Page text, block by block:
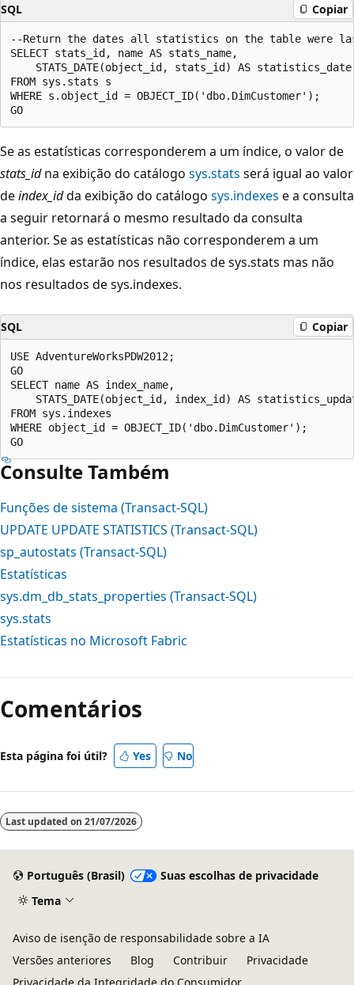
SQL Copiar
--Return the dates all statistics on the table were
SELECT stats_id, name AS stats_name,
STATS_DATE(object_id, stats_id) AS
FROM sys.stats s
WHERE s.object_id = OBJECT_ID('dbo.DimCustomer');
Se as estatísticas corresponderem a um índice, o valor de
stats_idna exibição do catálogo sys.stats será igual ao valor
deindex_idda exibição do catálogo sys.indexes e a consulta
a seguir retornará o mesmo resultado da consulta
anterior. Se as estatísticas não corresponderem a um
índice, elas estarão nos resultados de sys.stats mas não
nos resultados de sys.indexes.
SQL Copiar
USE AdventureWorksPDW2012;
GO
SELECT name AS index_name,
STATS_DATE(object_id, index_id) AS
FROM sys.indexes
WHERE object_id = OBJECT_ID('dbo.DimCustomer');
Consulte Também
Funções de sistema (Transact-SQL)
UPDATE UPDATE STATISTICS (Transact-SQL)
sp_autostats (Transact-SQL)
Estatísticas
sys.dm_db_stats_properties (Transact-SQL)
sys.stats
Estatísticas no Microsoft Fabric
Comentários
Esta página foi útil? Yes No
Last updated on 21/07/2026
Português (Brasil)
Suas escolhas de privacidade
Tema
Aviso de isenção de responsabilidade sobre a IA
Versões anteriores
Blog Contribuir
Privacidade